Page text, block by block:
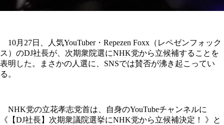
10月27日、人気YouTuber・Repezen Foxx（レペゼンフォック
ス）のDJ社長が、次期衆院選にNHK党から立候補することを
表明した。まさかの人選に、SNSでは賛否が沸き起こってい
る。
NHK党の立花孝志党首は、自身のYouTubeチャンネルに
《【DJ社長】次期衆議院選挙にNHK党から立候補決定！ 》と